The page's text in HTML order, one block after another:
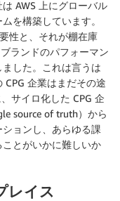
AWS 上にグローバル
を構築しています。
性と、それが棚在庫
ランドのパフォーマン
した。これは言うは
企業はまだその途
サイロ化した CPG 企
source of truth）から
ョンし、あらゆる課
とがいかに難しいか
レイス